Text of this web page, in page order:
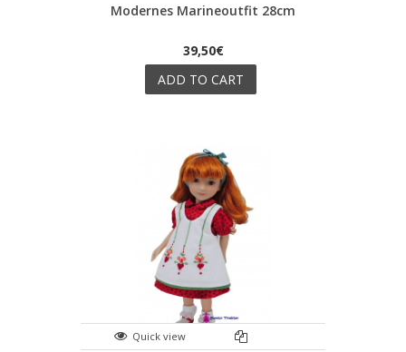
Modernes Marineoutfit 28cm
39,50€
ADD TO CART
Quick view